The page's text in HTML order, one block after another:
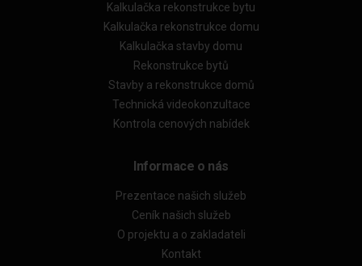
Kalkulačka rekonstrukce bytu
Kalkulačka rekonstrukce domu
Kalkulačka stavby domu
Rekonstrukce bytů
Stavby a rekonstrukce domů
Technická videokonzultace
Kontrola cenových nabídek
Informace o nás
Prezentace našich služeb
Ceník našich služeb
O projektu a o zakladateli
Kontakt